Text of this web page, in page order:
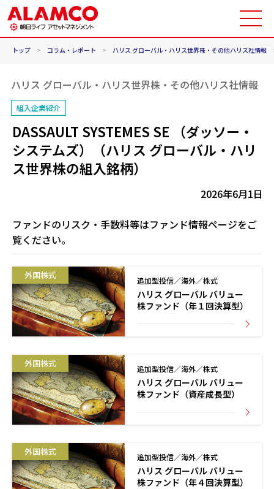
トップ > コラム・レポート > ハリス グローバル・ハリス世界株・その他ハリス社情報
ハリス グローバル・ハリス世界株・その他ハリス社情報
組入企業紹介
DASSAULT SYSTEMES SE （ダッソー・
システムズ）（ハリス グローバル・ハリ
ス世界株の組入銘柄）
2026年6月1日
ファンドのリスク・手数料等はファンド情報ページをご
覧ください。
外国株式 追加型投信／海外／株式
ハリス グローバル バリュー
株ファンド（年１回決算型）
外国株式 追加型投信／海外／株式
ハリス グローバル バリュー
株ファンド（資産成長型）
外国株式 追加型投信／海外／株式
ハリス グローバル バリュー
株ファンド（年４回決算型）